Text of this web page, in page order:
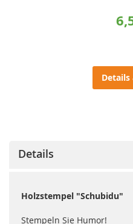
Details
Details
Holzstempel "Schubidu"
Stempeln Sie Humor!